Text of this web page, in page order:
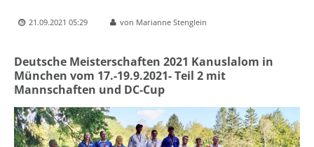
21.09.2021 05:29 von Marianne Stenglein
Deutsche Meisterschaften 2021 Kanuslalom in
München vom 17.-19.9.2021- Teil 2 mit
Mannschaften und DC-Cup